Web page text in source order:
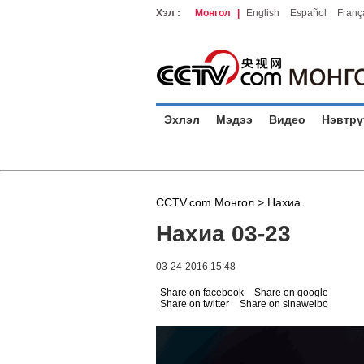
Хэл : Монгол English Español
Эхлэл Мэдээ Видео
CCTV.com Монгол > Нахиа
Нахиа 03-23
03-24-2016 15:48
Share on facebook
Share on google
Share on twitter
Share on sinaweibo